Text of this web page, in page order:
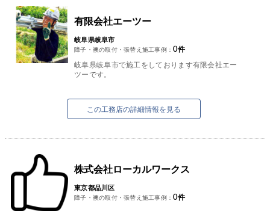
有限会社エーツー
岐阜県岐阜市
障子・襖の取付・張替え施工事例： 0件
岐阜県岐阜市で施工をしております有限会社エー
ツーです。
・ご納得いただけるコストパフォーマンス
この工務店の詳細情報を見る
株式会社ローカルワークス
東京都品川区
障子・襖の取付・張替え施工事例： 0件